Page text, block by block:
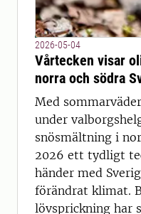
2026-05-04
Vårtecken visar
norra och södra
Med
under
snösmältning i
2026 ett tydligt
händer med
förändrat klimat.
lövsprickning har